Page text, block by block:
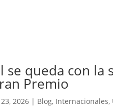
se queda con
Premio
2026 | Blog, Internacionales,